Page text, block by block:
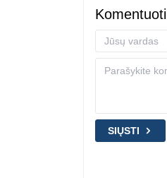
Komentuoti
SIŲSTI